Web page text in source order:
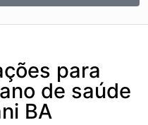
para
de saúde
BA